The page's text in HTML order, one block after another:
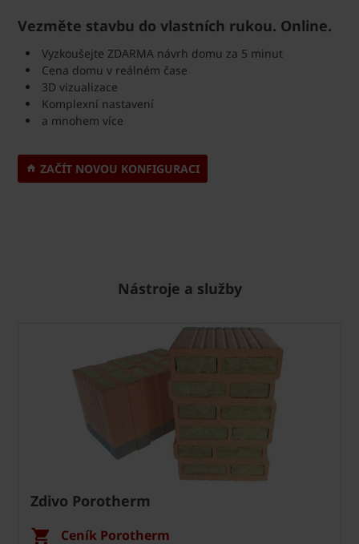
Vezměte stavbu do vlastních rukou. Online.
Vyzkoušejte ZDARMA návrh domu za 5 minut
Cena domu v reálném čase
3D vizualizace
Komplexní nastavení
a mnohem více
ZAČÍT NOVOU KONFIGURACI
Nástroje a služby
Zdivo Porotherm
Ceník Porotherm